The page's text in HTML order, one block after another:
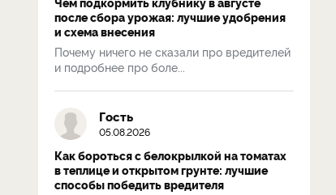
после сбора урожая: лучшие удобрения
и схема внесения
Почему ничего не сказали про вредителей
и подробнее про боле...
Гость
05.08.2026
Как бороться с белокрылкой на томатах
в теплице и открытом грунте: лучшие
способы победить вредителя